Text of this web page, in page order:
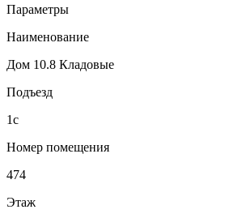
Параметры
Наименование
Дом 10.8 Кладовые
Подъезд
1с
Номер помещения
474
Этаж